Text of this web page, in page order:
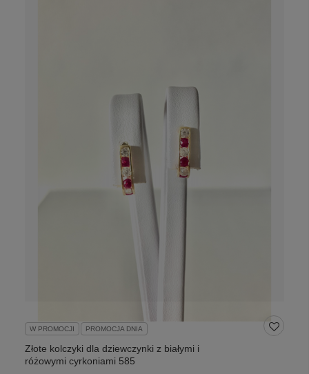
W PROMOCJI PROMOCJA DNIA
Złote kolczyki dla dziewczynki z białymi i
różowymi cyrkoniami 585